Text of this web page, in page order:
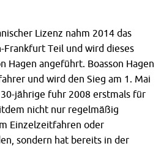
Lizenz nahm 2014 das
Frankfurt Teil und wird dieses
Hagen angeführt. Boasson Hagen
und wird den Sieg am 1. Mai
jährige fuhr 2008 erstmals für
nicht nur regelmäßig
Einzelzeitfahren oder
sondern hat bereits in der